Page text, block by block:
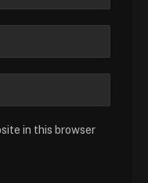
in this browser